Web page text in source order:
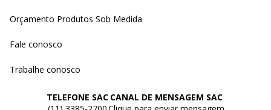
Orçamento Produtos Sob Medida
Fale conosco
Trabalhe conosco
TELEFONE SAC CANAL DE MENSAGEM SAC